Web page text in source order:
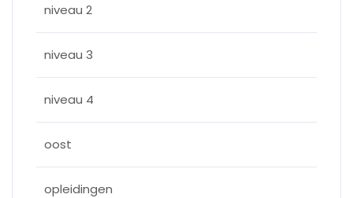
niveau 2
niveau 3
niveau 4
oost
opleidingen